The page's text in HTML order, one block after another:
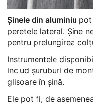
Șinele din aluminiu pot
peretele lateral. Șine
pentru prelungirea
Instrumentele
includ șuruburi de
glisoare în șină.
Ele pot fi, de